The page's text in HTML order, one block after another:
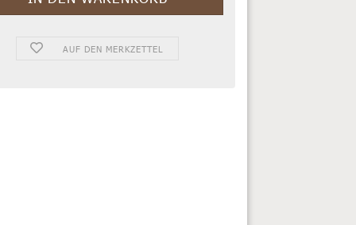
AUF DEN MERKZETTEL